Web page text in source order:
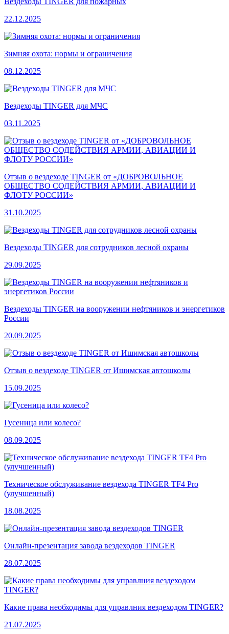
22.12.2025
Зимняя охота: нормы и ограничения
08.12.2025
Вездеходы TINGER для МЧС
03.11.2025
Отзыв о вездеходе TINGER от «ДОБРОВОЛЬНОЕ
ОБЩЕСТВО СОДЕЙСТВИЯ АРМИИ, АВИАЦИИ И
ФЛОТУ РОССИИ»
31.10.2025
Вездеходы TINGER для сотрудников лесной охраны
29.09.2025
Вездеходы TINGER на вооружении нефтяников и энергетиков
России
20.09.2025
Отзыв о вездеходе TINGER от Ишимская автошколы
15.09.2025
Гусеница или колесо?
08.09.2025
Техническое обслуживание вездехода TINGER TF4 Pro
(улучшенный)
18.08.2025
Онлайн-презентация завода вездеходов TINGER
28.07.2025
Какие права необходимы для управлния вездеходом TINGER?
21.07.2025